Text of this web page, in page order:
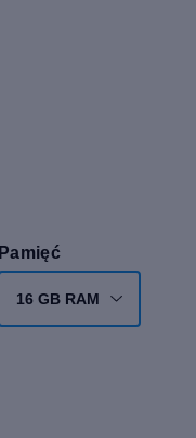
Pamięć
16 GB RAM